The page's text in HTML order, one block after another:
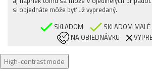
si objednáte môže byť už vypredaný.
SKLADOM
SKLADOM
NA OBJEDNÁVKU
High-contrast mode